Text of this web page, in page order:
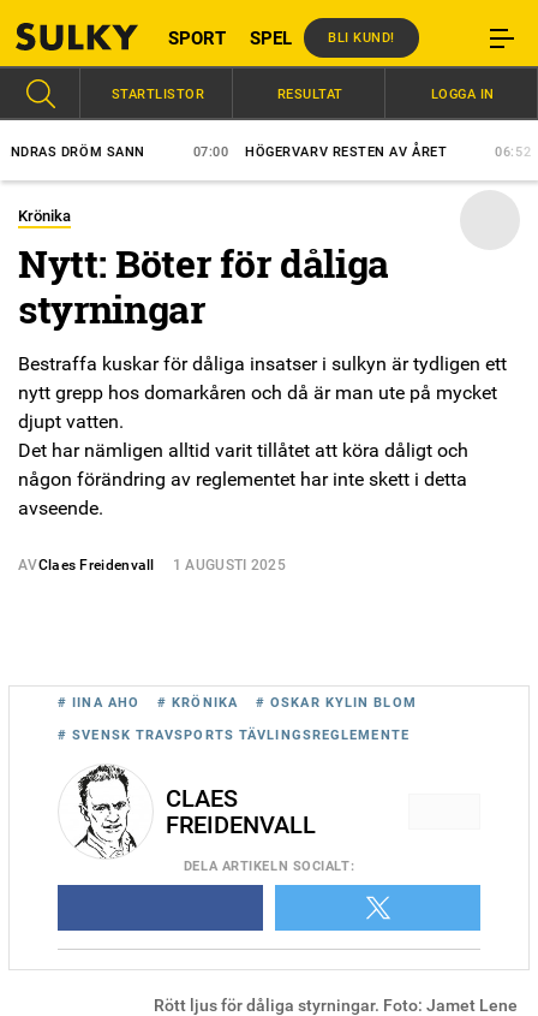
SPORT SPEL BLI KUND!
DRÖM SANN HÖGERVARV RESTEN AV ÅRET
STARTLISTOR RESULTAT LOGGA IN
Krönika
Nytt: Böter för dåliga
styrningar
Bestraffa kuskar för dåliga insatser i sulkyn är tydligen ett
nytt grepp hos domarkåren och då är man ute på mycket
djupt vatten.
Det har nämligen alltid varit tillåtet att köra dåligt och
någon förändring av reglementet har inte skett i detta
avseende.
AVClaes Freidenvall 1 AUGUSTI 2025
Rött ljus för dåliga styrningar. Foto: Jamet Lene
# IINA AHO # KRÖNIKA # OSKAR KYLIN BLOM
# SVENSK TRAVSPORTS TÄVLINGSREGLEMENTE
CLAES
FREIDENVALL
DELA ARTIKELN SOCIALT: